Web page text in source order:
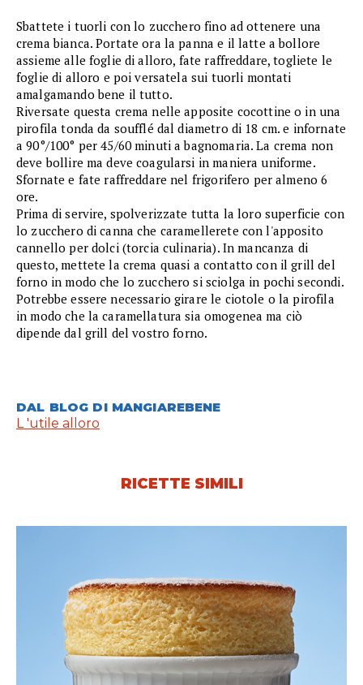
Sbattete i tuorli con lo zucchero fino ad ottenere una
crema bianca. Portate ora la panna e il latte a bollore
assieme alle foglie di alloro, fate raffreddare, togliete le
foglie di alloro e poi versatela sui tuorli montati
amalgamando bene il tutto.
Riversate questa crema nelle apposite cocottine o in una
pirofila tonda da soufflé dal diametro di 18 cm. e infornate
a 90°/100° per 45/60 minuti a bagnomaria. La crema non
deve bollire ma deve coagularsi in maniera uniforme.
Sfornate e fate raffreddare nel frigorifero per almeno 6
ore.
Prima di servire, spolverizzate tutta la loro superficie con
lo zucchero di canna che caramellerete con l'apposito
cannello per dolci (torcia culinaria). In mancanza di
questo, mettete la crema quasi a contatto con il grill del
forno in modo che lo zucchero si sciolga in pochi secondi.
Potrebbe essere necessario girare le ciotole o la pirofila
in modo che la caramellatura sia omogenea ma ciò
dipende dal grill del vostro forno.
DAL BLOG DI MANGIAREBENE
L 'utile alloro
RICETTE SIMILI